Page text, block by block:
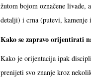
žutom bojom označene livade,
detalji) i crna (putevi, kamenje
Kako se zapravo orijentirati
Kako je orijentacija ipak
prenijeti svo znanje kroz